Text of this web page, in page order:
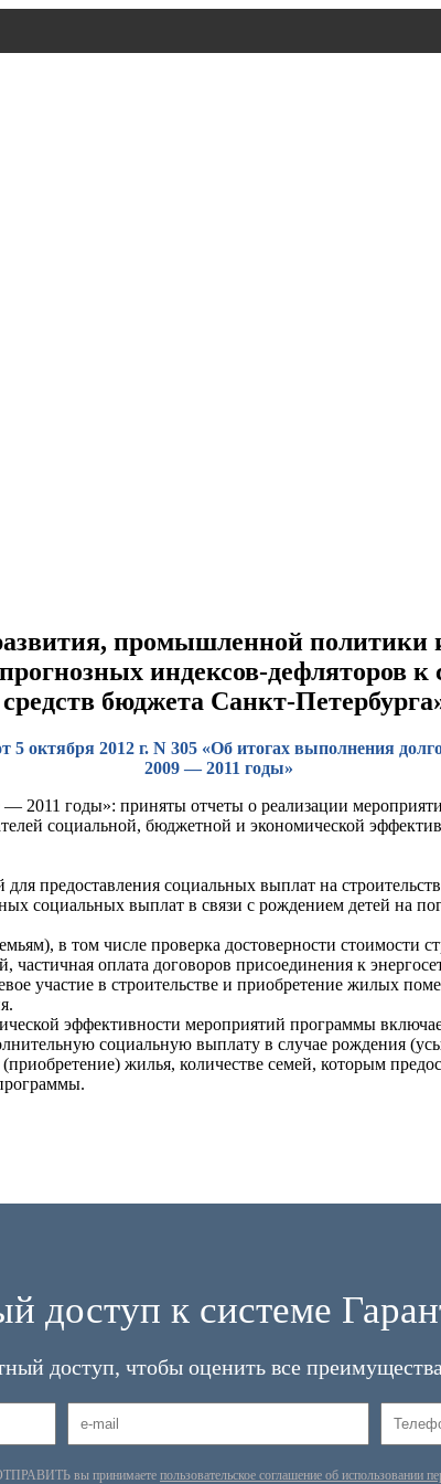
промышленной политики
индексов-дефляторов
бюджета Санкт-
5 октября 2012 г. N 305 «Об итогах выполнения
2009 — 2011 годы»
2011 годы»: приняты отчеты о реализации
социальной, бюджетной и экономической
предоставления социальных выплат на
выплат в связи с рождением детей на
в том числе проверка достоверности стоимости
оплата договоров присоединения к
участие в строительстве и приобретение жилых
эффективности мероприятий программы
социальную выплату в случае рождения
жилья, количестве семей, которым
доступ к системе
доступ, чтобы оценить все
вы принимаете пользовательское соглашение об использовании